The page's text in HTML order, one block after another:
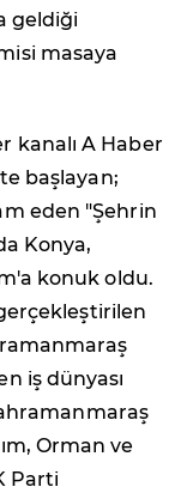
geldiği
masaya
kanalı A Haber
başlayan;
eden "Şehrin
Konya,
konuk oldu.
iş dünyası
Orman ve
Parti